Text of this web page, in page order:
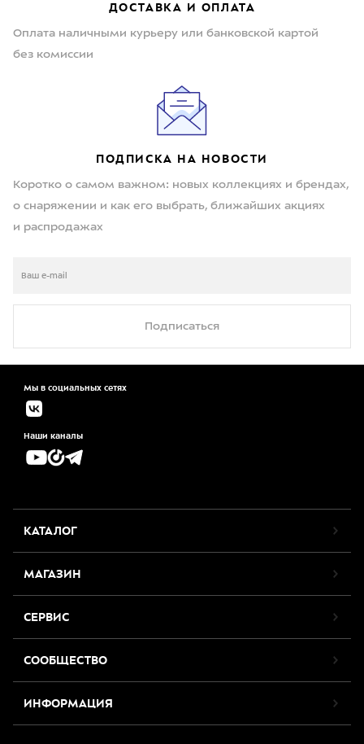
ДОСТАВКА И ОПЛАТА
Оплата наличными курьеру или банковской картой
без комиссии
ПОДПИСКА НА НОВОСТИ
Коротко о самом важном: новых коллекциях и брендах,
о снаряжении и как его выбрать, ближайших акциях
и распродажах
Подписаться
Мы в социальных сетях
Наши каналы
КАТАЛОГ
МАГАЗИН
СЕРВИС
СООБЩЕСТВО
ИНФОРМАЦИЯ